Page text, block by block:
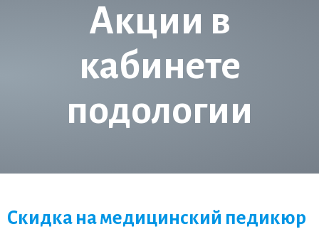
Акции в
кабинете
подологии
Скидка на медицинский педикюр